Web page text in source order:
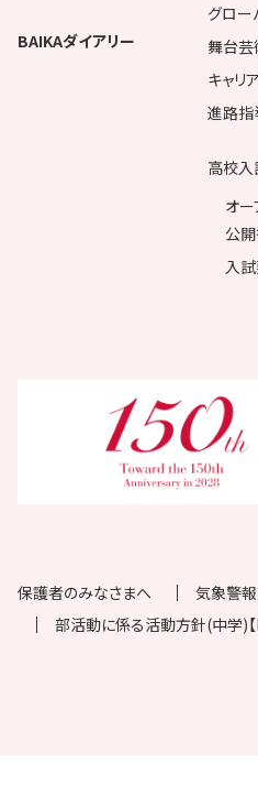
BAIKAダイアリー
グロー
舞台芸
キャリ
進路指
高校入
オー
公
入
保護者のみなさまへ 気象警
部活動に係る活動方針(中学)【